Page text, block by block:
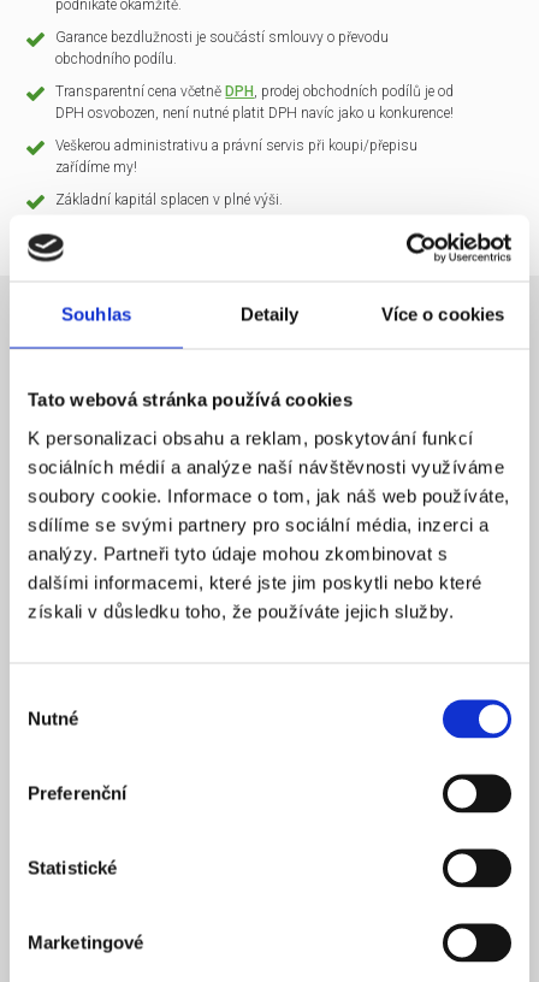
Souhlas Detaily Více o cookies
Tato webová stránka používá cookies
K personalizaci obsahu a reklam, poskytování funkcí
sociálních médií a analýze naší návštěvnosti využíváme
soubory cookie. Informace o tom, jak náš web používáte,
sdílíme se svými partnery pro sociální média, inzerci a
analýzy. Partneři tyto údaje mohou zkombinovat s
dalšími informacemi, které jste jim poskytli nebo které
získali v důsledku toho, že používáte jejich služby.
souhlasu
Nutné
Preferenční
Statistické
Marketingové
podnikáte okamžitě.
Garance bezdlužnosti je součástí smlouvy o převodu
obchodního podílu.
Transparentní cena včetně DPH , prodej obchodních podílů je od
DPH osvobozen, není nutné platit DPH navíc jako u konkurence!
Veškerou administrativu a právní servis při koupi/přepisu
zařídíme my!
Základní kapitál splacen v plné výši.
NÁZEV SPOLEČNOSTI
SÍDLO
ZALOŽENO 2025
CENA OD * 15 900 Kč
REZERVOVAT
KAPITÁL 20 000 Kč
ZALOŽENO 2025
NÁZEV SPOLEČNOSTI